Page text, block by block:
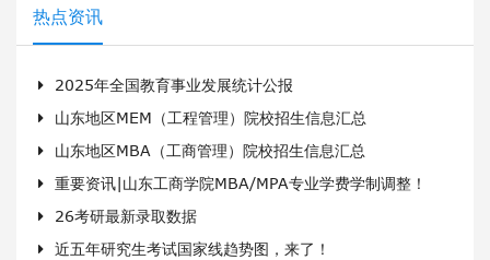
热点资讯
2025年全国教育事业发展统计公报
山东地区MEM（工程管理）院校招生信息汇总
山东地区MBA（工商管理）院校招生信息汇总
重要资讯|山东工商学院MBA/MPA专业学费学制调整！
26考研最新录取数据
近五年研究生考试国家线趋势图，来了！
谭*波 上社科考研
哈尔滨工程大学 200
范*利 上社科考研
曲阜师范大学 201